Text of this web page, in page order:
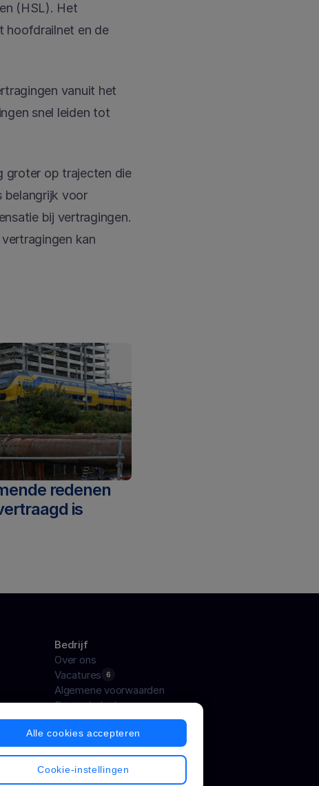
(HSL). Het
hoofdrailnet en de
vanuit het
snel leiden tot
groter op trajecten die
belangrijk voor
bij vertragingen.
kan
redenen
is
Bedrijf
Over ons
Vacatures
6
Algemene voorwaarden
Privacybeleid
Alle cookies accepteren
Cookie-instellingen